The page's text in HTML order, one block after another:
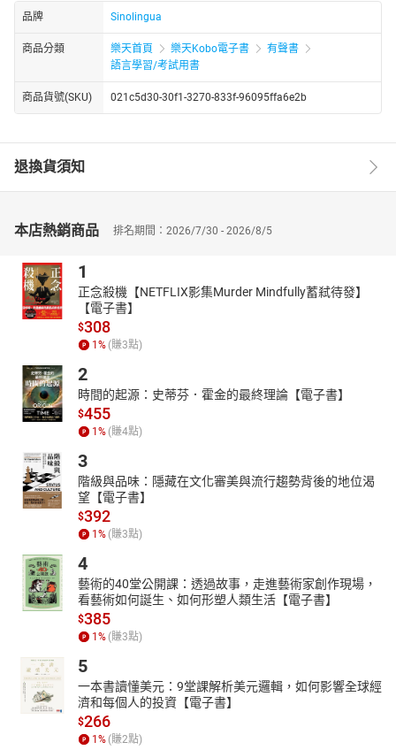
品牌 Sinolingua
商品分類 樂天首頁 樂天Kobo電子書
有聲書
語言學習/考試用書
商品貨號(SKU) 021c5d30-30f1-3270-833f-96095ffa6e2b
退換貨須知
本店熱銷商品 排名期間：2026/7/30 - 2026/8/5
1
正念殺機【NETFLIX影集Murder Mindfully蓄弒待發】
【電子書】
$308
1% (賺3點)
2
時間的起源：史蒂芬．霍金的最終理論【電子書】
$455
1% (賺4點)
3
階級與品味：隱藏在文化審美與流行趨勢背後的地位渴
望【電子書】
$392
1% (賺3點)
4
藝術的40堂公開課：透過故事，走進藝術家創作現場，
看藝術如何誕生、如何形塑人類生活【電子書】
$385
1% (賺3點)
5
一本書讀懂美元：9堂課解析美元邏輯，如何影響全球經
濟和每個人的投資【電子書】
$266
1% (賺2點)